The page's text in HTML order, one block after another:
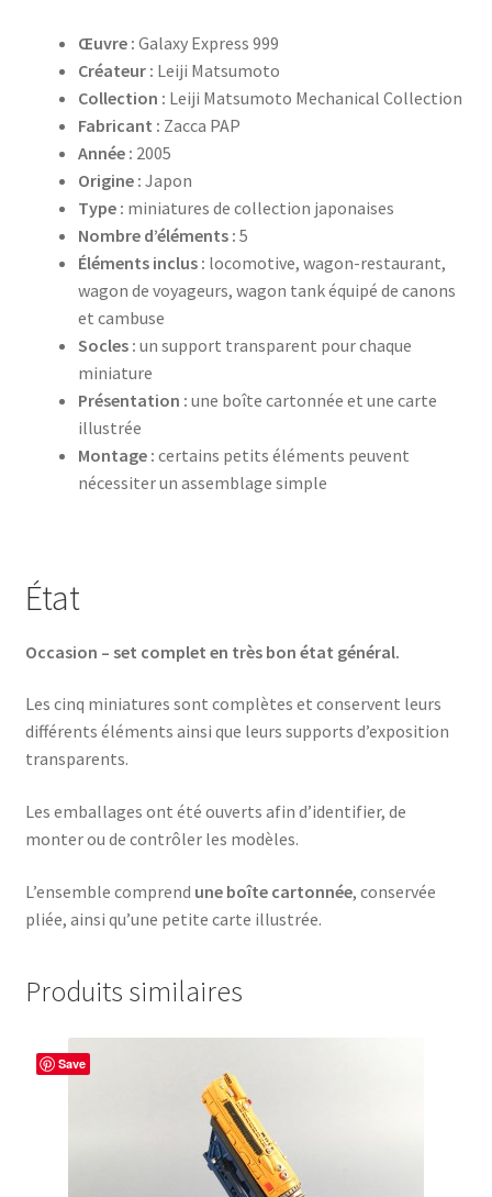
Œuvre : Galaxy Express 999
Créateur : Leiji Matsumoto
Collection : Leiji Matsumoto Mechanical Collection
Fabricant : Zacca PAP
Année : 2005
Origine : Japon
Type : miniatures de collection japonaises
Nombre d’éléments : 5
Éléments inclus : locomotive, wagon-restaurant,
wagon de voyageurs, wagon tank équipé de canons
et cambuse
Socles : un support transparent pour chaque
miniature
Présentation : une boîte cartonnée et une carte
illustrée
Montage : certains petits éléments peuvent
nécessiter un assemblage simple
État
Occasion – set complet en très bon état général.
Les cinq miniatures sont complètes et conservent leurs
différents éléments ainsi que leurs supports d’exposition
transparents.
Les emballages ont été ouverts afin d’identifier, de
monter ou de contrôler les modèles.
L’ensemble comprend une boîte cartonnée, conservée
pliée, ainsi qu’une petite carte illustrée.
Produits similaires
Save